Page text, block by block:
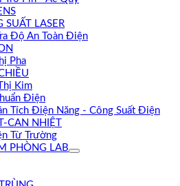
SUẤT LASER
Độ An Toàn Điện
Pha
Kim
Điện
Tích Điện Năng - Công Suất Điện
CAN NHIỆT
Từ Trường
PHÒNG LAB